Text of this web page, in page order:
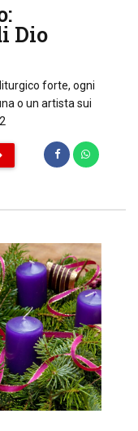
Dio
forte, ogni
o un artista sui